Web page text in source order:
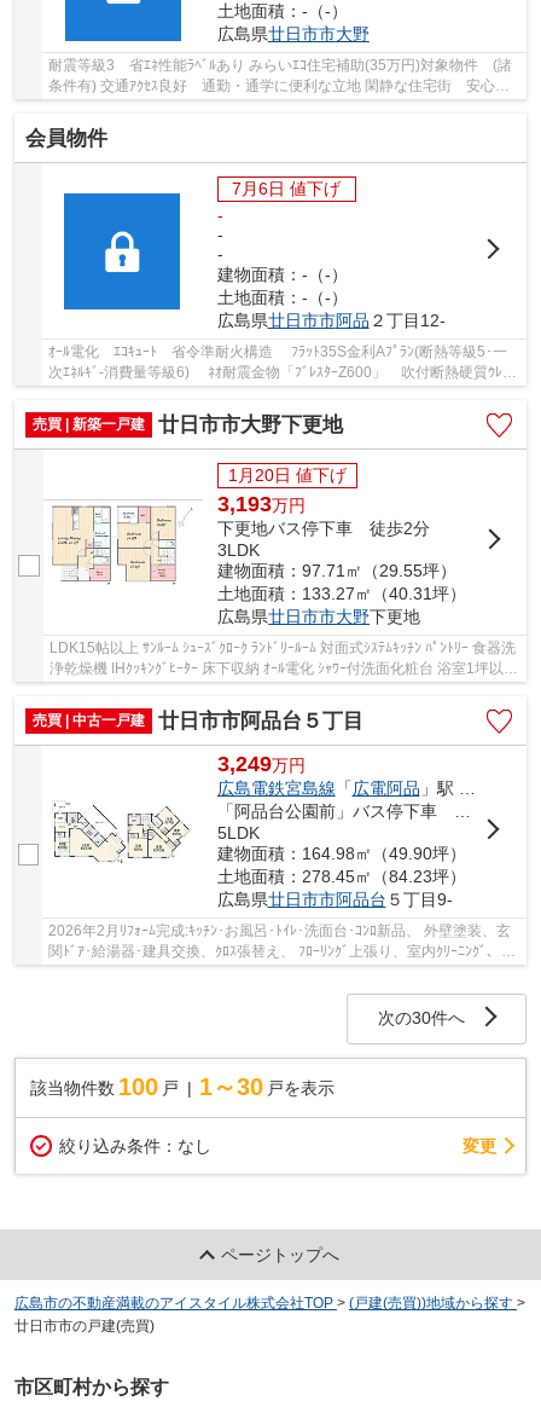
土地面積：-（-）
広島県廿日市市大野
耐震等級3 省ｴﾈ性能ﾗﾍﾞﾙあり みらいｴｺ住宅補助(35万円)対象物件 (諸
条件有) 交通ｱｸｾｽ良好 通勤・通学に便利な立地 閑静な住宅街 安心のｵ
会員物件
7月6日 値下げ
-
-
-
建物面積：-（-）
土地面積：-（-）
広島県廿日市市阿品 ２丁目12-
ｵｰﾙ電化 ｴｺｷｭｰﾄ 省令準耐火構造 ﾌﾗｯﾄ35S金利Aﾌﾟﾗﾝ(断熱等級5･一
次ｴﾈﾙｷﾞ-消費量等級6) ﾈｵ耐震金物「ﾌﾞﾚｽﾀｰZ600」 吹付断熱硬質ｳﾚﾀﾝ
売買 | 新築一戸建
廿日市市大野下更地
1月20日 値下げ
3,193万円
下更地バス停下車 徒歩2分
3LDK
建物面積：97.71㎡（29.55坪）
土地面積：133.27㎡（40.31坪）
広島県廿日市市大野下更地
LDK15帖以上 ｻﾝﾙｰﾑ ｼｭｰｽﾞｸﾛｰｸ ﾗﾝﾄﾞﾘｰﾙｰﾑ 対面式ｼｽﾃﾑｷｯﾁﾝ ﾊﾟﾝﾄﾘｰ 食器洗
浄乾燥機 IHｸｯｷﾝｸﾞﾋｰﾀｰ 床下収納 ｵｰﾙ電化 ｼｬﾜｰ付洗面化粧台 浴室1坪以上
売買 | 中古一戸建
廿日市市阿品台５丁目
3,249万円
広島電鉄宮島線 「広電阿品 」駅 徒歩22分
5LDK
建物面積：164.98㎡（49.90坪）
土地面積：278.45㎡（84.23坪）
広島県廿日市市阿品台 ５丁目9-
2026年2月ﾘﾌｫｰﾑ完成:ｷｯﾁﾝ･お風呂･ﾄｲﾚ･洗面台･ｺﾝﾛ新品、 外壁塗装、玄
関ﾄﾞｱ･給湯器･建具交換、ｸﾛｽ張替え、 ﾌﾛｰﾘﾝｸﾞ上張り、室内ｸﾘｰﾆﾝｸﾞ、白
蟻点検 角地で陽当り良好な積水ﾊｳｽ施工の再...
次の30件へ
該当物件数 100 戸 1～30 戸を表示
絞り込み条件： なし 変更
ページトップへ
広島市の不動産満載のアイスタイル株式会社TOP > (戸建(売買))地域から探す >
廿日市市の戸建(売買)
市区町村から探す